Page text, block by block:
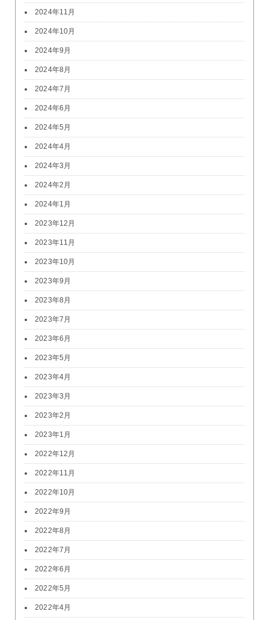
2024年11月
2024年10月
2024年9月
2024年8月
2024年7月
2024年6月
2024年5月
2024年4月
2024年3月
2024年2月
2024年1月
2023年12月
2023年11月
2023年10月
2023年9月
2023年8月
2023年7月
2023年6月
2023年5月
2023年4月
2023年3月
2023年2月
2023年1月
2022年12月
2022年11月
2022年10月
2022年9月
2022年8月
2022年7月
2022年6月
2022年5月
2022年4月